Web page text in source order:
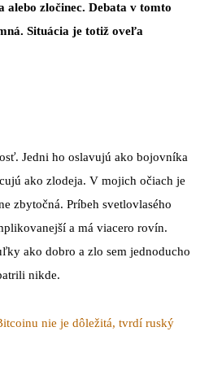
alebo zločinec. Debata v tomto
Situácia je totiž oveľa
Jedni ho oslavujú ako bojovníka
ako zlodeja. V mojich očiach je
zbytočná. Príbeh svetlovlasého
a má viacero rovín.
ako dobro a zlo sem jednoducho
nikde.
nie je dôležitá, tvrdí ruský